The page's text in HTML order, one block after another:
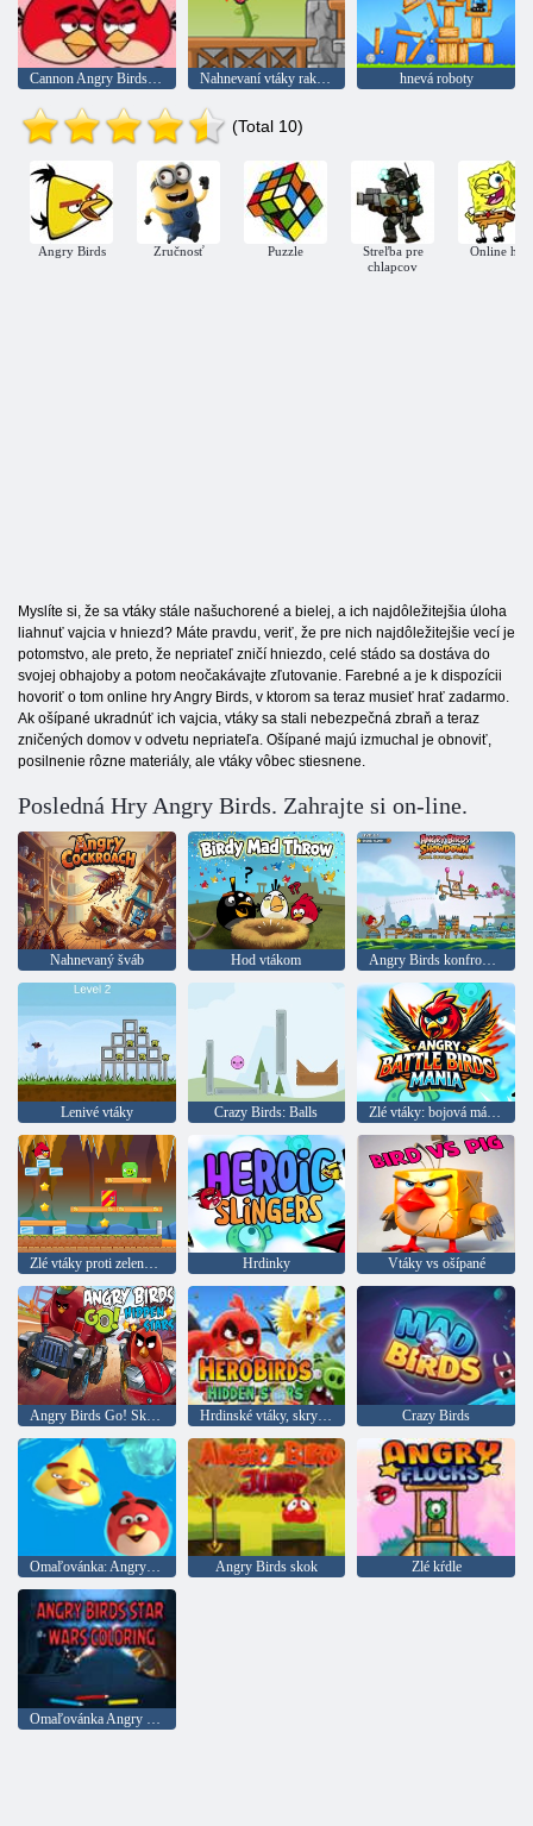
Nahnevaní vtáky raketové hnevá roboty
(Total 10)
Angry Birds Zručnosť Puzzle
Streľba pre
chlapcov
Online hry
Myslíte si, že sa vtáky stále našuchorené a bielej, a ich najdôležitejšia úloha
liahnuť vajcia v hniezd? Máte pravdu, veriť, že pre nich najdôležitejšie vecí je
potomstvo, ale preto, že nepriateľ zničí hniezdo, celé stádo sa dostáva do
svojej obhajoby a potom neočakávajte zľutovanie. Farebné a je k dispozícii
hovoriť o tom online hry Angry Birds, v ktorom sa teraz musieť hrať zadarmo.
Ak ošípané ukradnúť ich vajcia, vtáky sa stali nebezpečná zbraň a teraz
zničených domov v odvetu nepriateľa. Ošípané majú izmuchal je obnoviť,
posilnenie rôzne materiály, ale vtáky vôbec stiesnene.
Posledná Hry Angry Birds. Zahrajte si on-line.
Nahnevaný šváb Hod vtákom Angry Birds konfrontácia
Lenivé vtáky Crazy Birds: Balls
Zlé vtáky proti zeleným ošípanom Hrdinky Vtáky vs ošípané
Hrdinské vtáky, skryté hviezdy Crazy Birds
Omaľovánka: Angry Birds Angry Birds skok Zlé kŕdle